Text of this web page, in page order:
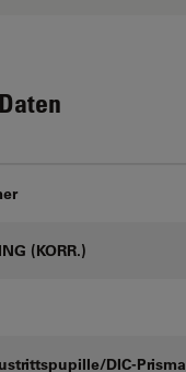
(KORR.)
DIC-Prisma